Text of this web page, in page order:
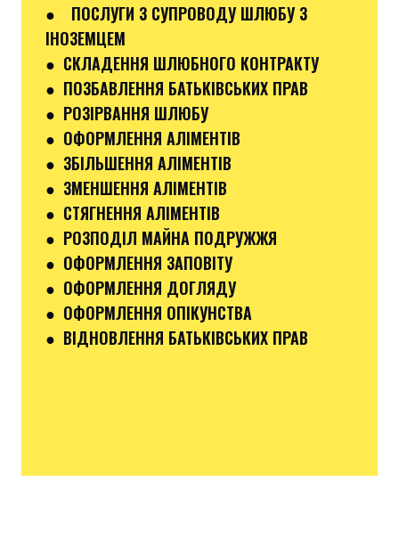
●
ПОСЛУГИ З СУПРОВОДУ ШЛЮБУ З
ІНОЗЕМЦЕМ
● СКЛАДЕННЯ ШЛЮБНОГО КОНТРАКТУ
● ПОЗБАВЛЕННЯ БАТЬКІВСЬКИХ ПРАВ
● РОЗІРВАННЯ ШЛЮБУ
● ОФОРМЛЕННЯ АЛІМЕНТІВ
● ЗБІЛЬШЕННЯ АЛІМЕНТІВ
● ЗМЕНШЕННЯ АЛІМЕНТІВ
● СТЯГНЕННЯ АЛІМЕНТІВ
● РОЗПОДІЛ МАЙНА ПОДРУЖЖЯ
● ОФОРМЛЕННЯ ЗАПОВІТУ
● ОФОРМЛЕННЯ ДОГЛЯДУ
● ОФОРМЛЕННЯ ОПІКУНСТВА
● ВІДНОВЛЕННЯ БАТЬКІВСЬКИХ ПРАВ